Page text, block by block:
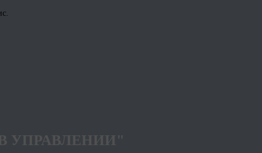
УПРАВЛЕНИИ"